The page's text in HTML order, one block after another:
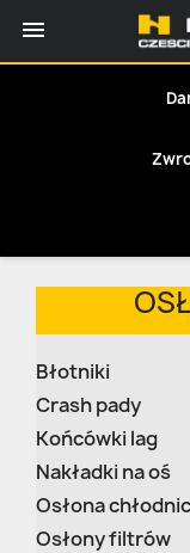

Błotniki
Crash pady
Końcówki lag
Nakładki na oś
Osłona
Osłony filtrów